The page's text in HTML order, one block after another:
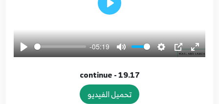
-05:19
Play
19.17 - continue
تحميل الفيديو
9
09.7 - quality and Relational Operators
10.8 - Type test Operators And Assignment